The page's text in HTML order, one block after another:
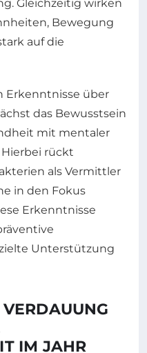
Gleichzeitig wirken
Bewegung
auf die
Erkenntnisse über
das Bewusstsein
mit mentaler
rückt
als Vermittler
in den Fokus
Erkenntnisse
Unterstützung
IM JAHR